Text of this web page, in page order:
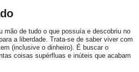
mão de tudo o que possuía e descobriu no
a liberdade. Trata-se de saber viver com
(inclusive o dinheiro). É buscar o
coisas supérfluas e inúteis que acabam